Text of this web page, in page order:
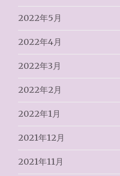
2022年5月
2022年4月
2022年3月
2022年2月
2022年1月
2021年12月
2021年11月